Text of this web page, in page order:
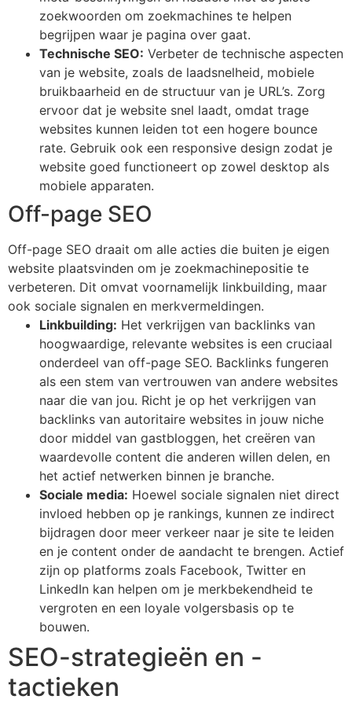
zoekwoorden om zoekmachines te helpen
begrijpen waar je pagina over gaat.
Technische SEO: Verbeter de technische aspecten
van je website, zoals de laadsnelheid, mobiele
bruikbaarheid en de structuur van je URL’s. Zorg
ervoor dat je website snel laadt, omdat trage
websites kunnen leiden tot een hogere bounce
rate. Gebruik ook een responsive design zodat je
website goed functioneert op zowel desktop als
mobiele apparaten.
Off-page SEO
Off-page SEO draait om alle acties die buiten je eigen
website plaatsvinden om je zoekmachinepositie te
verbeteren. Dit omvat voornamelijk linkbuilding, maar
ook sociale signalen en merkvermeldingen.
Linkbuilding: Het verkrijgen van backlinks van
hoogwaardige, relevante websites is een cruciaal
onderdeel van off-page SEO. Backlinks fungeren
als een stem van vertrouwen van andere websites
naar die van jou. Richt je op het verkrijgen van
backlinks van autoritaire websites in jouw niche
door middel van gastbloggen, het creëren van
waardevolle content die anderen willen delen, en
het actief netwerken binnen je branche.
Sociale media: Hoewel sociale signalen niet direct
invloed hebben op je rankings, kunnen ze indirect
bijdragen door meer verkeer naar je site te leiden
en je content onder de aandacht te brengen. Actief
zijn op platforms zoals Facebook, Twitter en
LinkedIn kan helpen om je merkbekendheid te
vergroten en een loyale volgersbasis op te
bouwen.
SEO-strategieën en -
tactieken